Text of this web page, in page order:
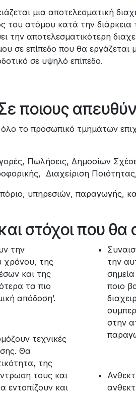
μια αποτελεσματική
του ατόμου κατά την διάρκεια
την αποτελεσματικότερη
σε επίπεδο που θα
σε υψηλό επίπεδο.
ποιους
το προσωπικό τμημάτων
Πωλήσεις, Δημοσίων
Διαχείριση
υπηρεσιών, παραγωγής,
στόχοι που θα
την
χρόνου, της
και της
τα πιο
απόδοση’.
τεχνικές
Θα
της
τους και
εντοπίζουν και
την
ποιο
στην